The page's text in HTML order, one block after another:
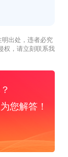
出处，违者必究
权，请立刻联系我
您解答！